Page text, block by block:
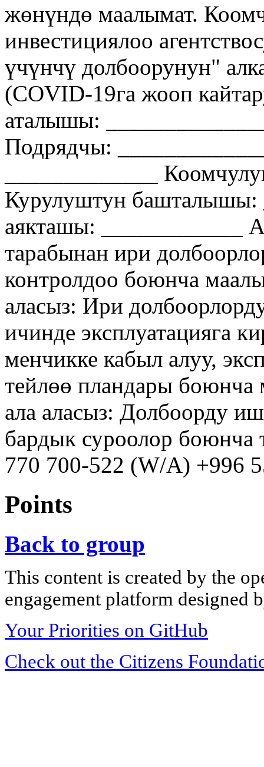
жөнүндө маалымат.
инвестициялоо
үчүнчү долбоорунун"
(COVID-19га жооп
аталышы:
Подрядчы:
_____________
Курулуштун башталышы:
аякташы: ____________
тарабынан ири
контролдоо боюнча
аласыз: Ири
ичинде эксплуатацияга
менчикке кабыл алуу,
тейлөө пландары
ала аласыз: Долбоорду
бардык суроолор
770 700-522 (W/A) +996
Points
Back to group
This content is created by the
engagement platform designed
Your Priorities on GitHub
Check out the Citizens